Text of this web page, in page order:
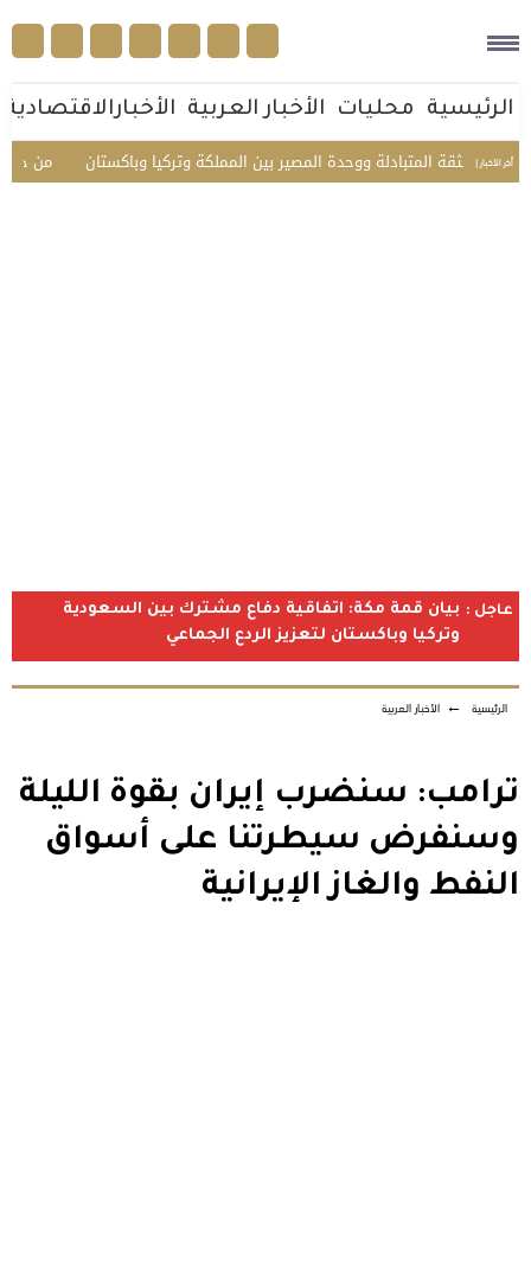
الرئيسية محليات الأخبار العربية الأخبارالاقتصادية
أخر الأخبار | من جوار بيت المتبادلة ووحدة المصير بين المملكة وتركيا وباكستان
عاجل : بيان قمة مكة: اتفاقية دفاع مشترك بين السعودية
وتركيا وباكستان لتعزيز الردع الجماعي
الرئيسية ← الأخبار العربية
ترامب: سنضرب إيران بقوة الليلة
وسنفرض سيطرتنا على أسواق
النفط والغاز الإيرانية